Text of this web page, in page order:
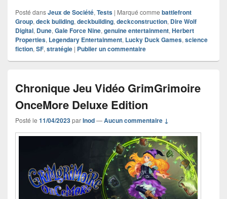
Posté dansJeux de Société, Tests | Marqué comme battlefront
Group, deck building, deckbuilding, deckconstruction, Dire Wolf
Digital, Dune, Gale Force Nine, genuine entertainment, Herbert
Properties, Legendary Entertainment, Lucky Duck Games, science
fiction, SF, stratégie | Publier un commentaire
Chronique Jeu Vidéo GrimGrimoire
OnceMore Deluxe Edition
Posté le 11/04/2023parInod—Aucun commentaire ↓